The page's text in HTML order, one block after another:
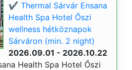
✔️ Thermal Sárvár Ensana
Health Spa Hotel Őszi
wellness hétköznapok
Sárváron (min. 2 night)
2026.09.01 - 2026.10.22
Health Spa Hotel Őszi